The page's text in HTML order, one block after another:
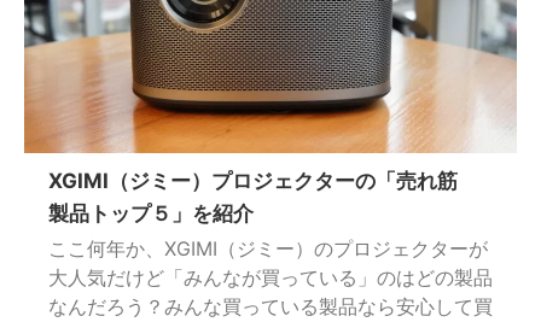
XGIMI（ジミー）プロジェクターの「売れ筋
製品トップ５」を紹介
ここ何年か、XGIMI（ジミー）のプロジェクターが
大人気だけど「みんなが買っている」のはどの製品
なんだろう？みんな買っている製品なら安心して買